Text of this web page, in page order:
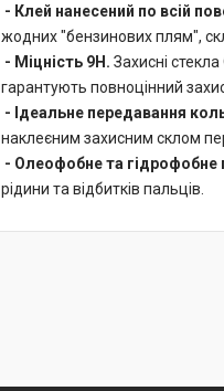
- Клей нанесений по всій
жодних "бензинових плям",
- Міцність 9H. Захисні
гарантують повноцінний
- Ідеальне передавання
наклеєним захисним склом
- Олеофобне та гідрофобне
рідини та відбитків пальців.